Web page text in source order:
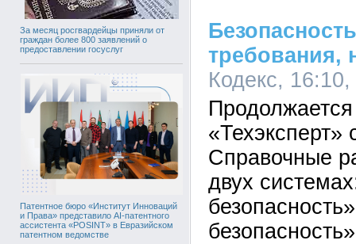
За месяц росгвардейцы приняли от
граждан более 800 заявлений о
предоставлении госуслуг
Патентное бюро «Институт Инноваций
и Права» представило AI-патентного
ассистента «POSINT» в Евразийском
патентном ведомстве
требования,
Кодекс,
Справочные
двух